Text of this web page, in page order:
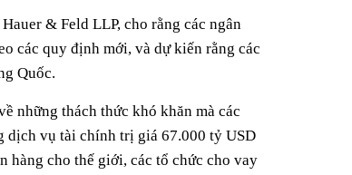
& Feld LLP, cho rằng các ngân
các quy định mới, và dự kiến rằng các
Quốc.
những thách thức khó khăn mà các
dịch vụ tài chính trị giá 67.000 tỷ USD
hàng cho thế giới, các tổ chức cho vay